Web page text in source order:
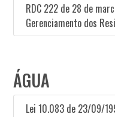
RDC 222 de 28 de
Gerenciamento dos
ÁGUA
Lei 10.083 de 23/09/